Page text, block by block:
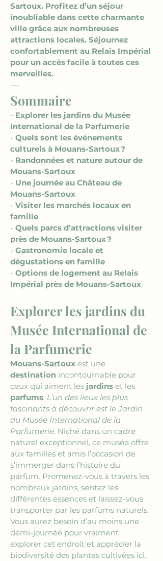
Sartoux. Profitez d’un séjour
inoubliable dans cette charmante
ville grâce aux nombreuses
attractions locales. Séjournez
confortablement au Relais Impérial
pour un accès facile à toutes ces
merveilles.
---
Sommaire
- Explorer les jardins du Musée
International de la Parfumerie
- Quels sont les événements
culturels à Mouans-Sartoux ?
- Randonnées et nature autour de
Mouans-Sartoux
- Une journée au Château de
Mouans-Sartoux
- Visiter les marchés locaux en
famille
- Quels parcs d’attractions visiter
près de Mouans-Sartoux ?
- Gastronomie locale et
dégustations en famille
- Options de logement au Relais
Impérial près de Mouans-Sartoux
Explorer les jardins du
Musée International de
la Parfumerie
Mouans-Sartoux est une
destination incontournable pour
ceux qui aiment les jardins et les
parfums. L’un des lieux les plus
fascinants à découvrir est le Jardin
du Musée International de la
Parfumerie. Niché dans un cadre
naturel exceptionnel, ce musée offre
aux familles et amis l’occasion de
s’immerger dans l’histoire du
parfum. Promenez-vous à travers les
nombreux jardins, sentez les
différentes essences et laissez-vous
transporter par les parfums naturels.
Vous aurez besoin d’au moins une
demi-journée pour vraiment
explorer cet endroit et apprécier la
biodiversité des plantes cultivées ici.